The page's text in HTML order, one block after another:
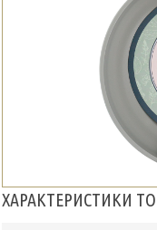
ХАРАКТЕРИСТИКИ